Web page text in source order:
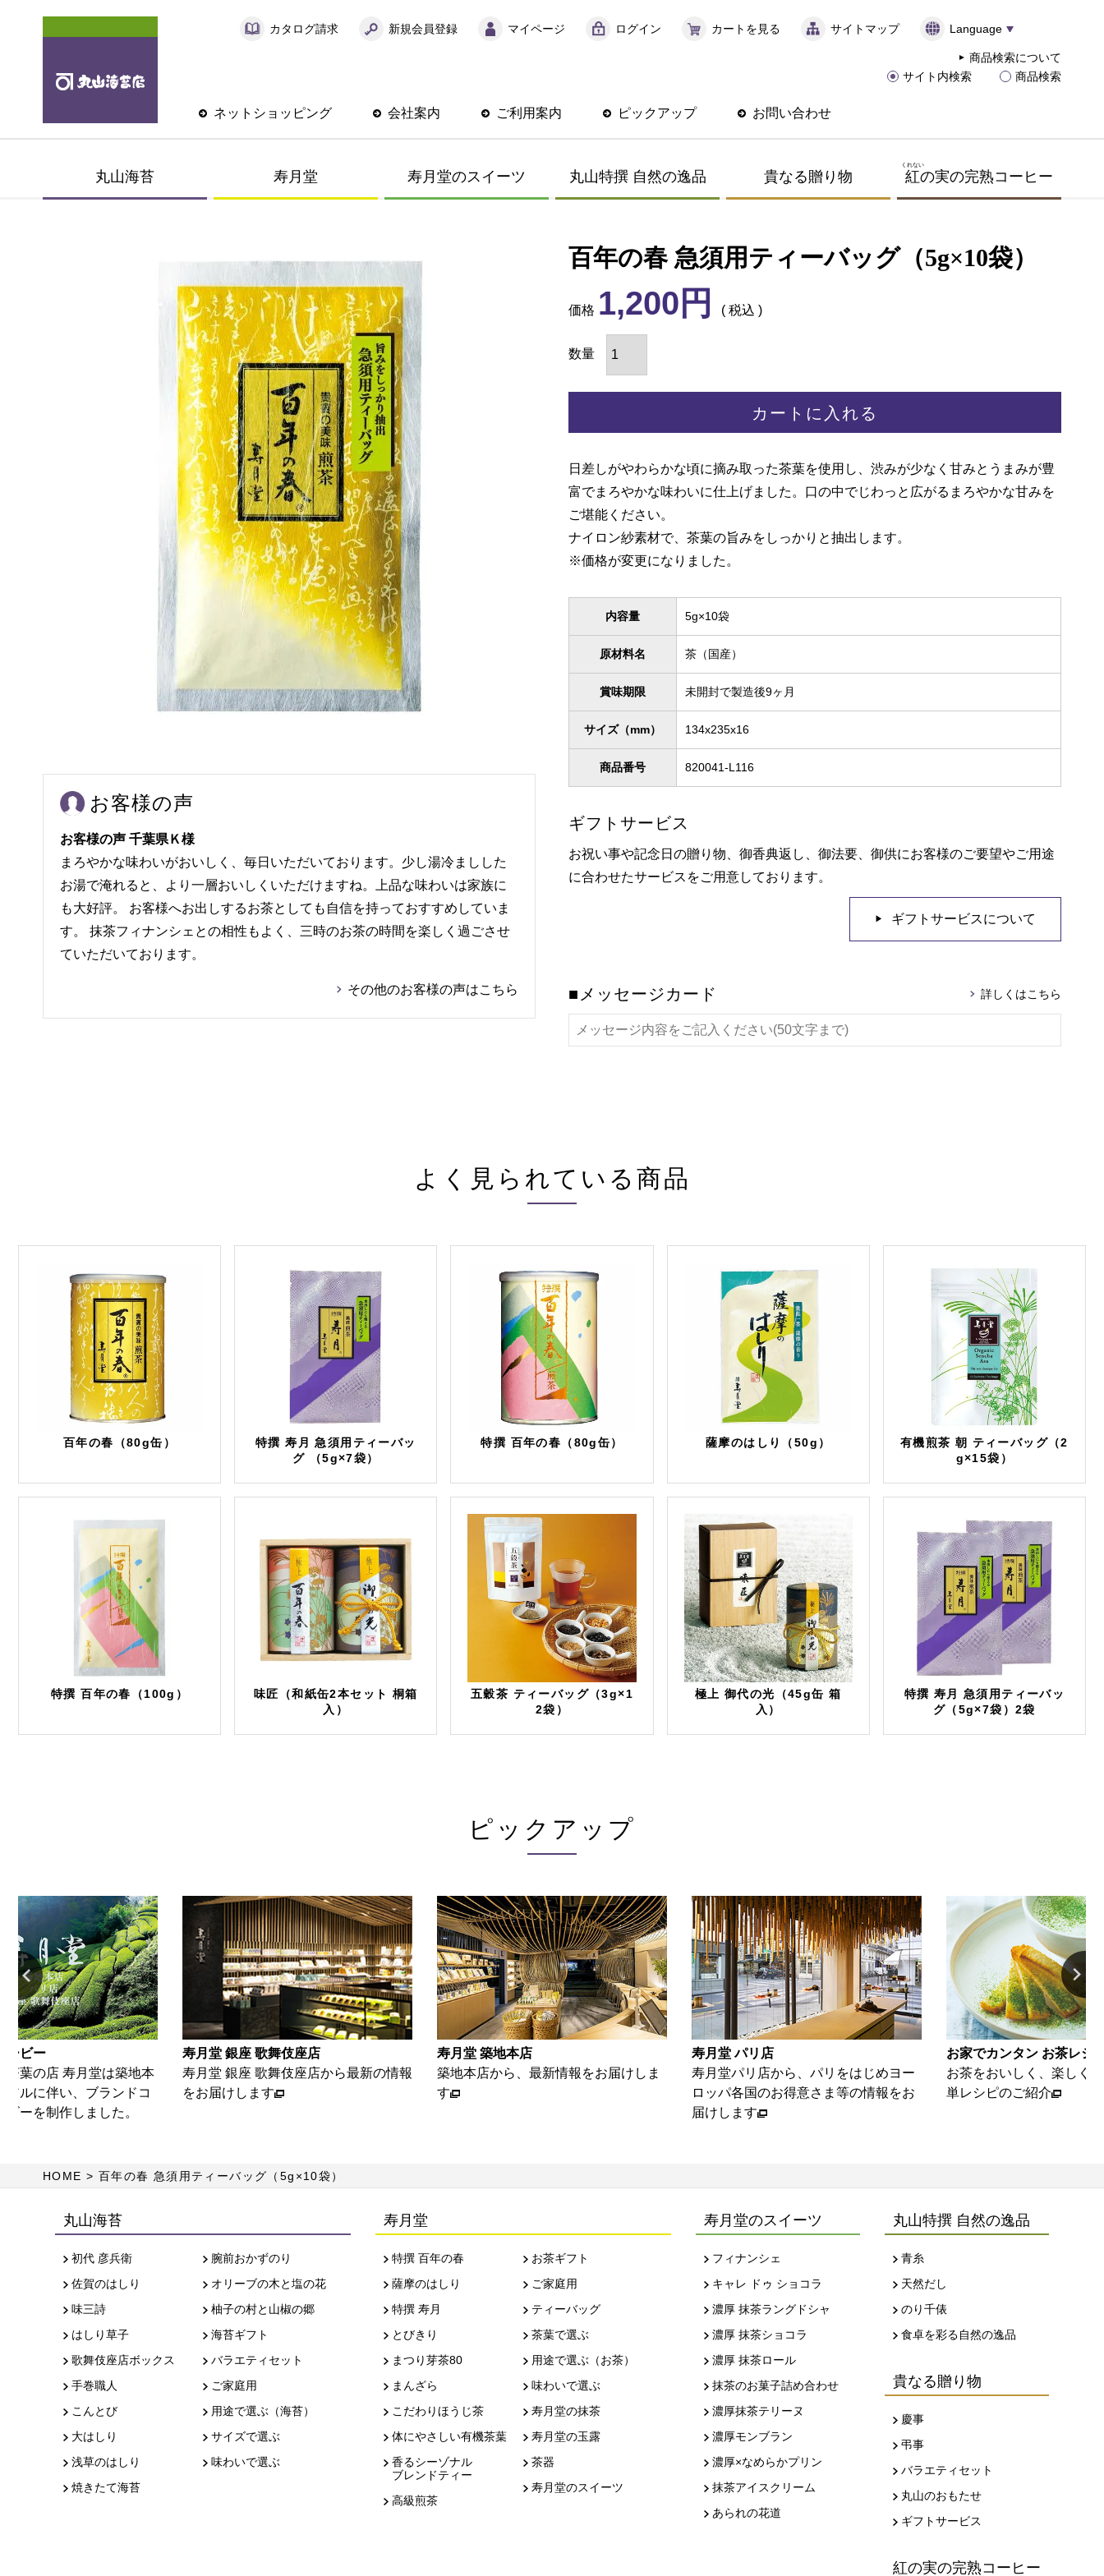
カタログ請求 新規会員登録 マイページ ログイン カートを見る サイトマップ Language
ネットショッピング 会社案内 ご利用案内 ピックアップ お問い合わせ
商品検索について
サイト内検索
商品検索
丸山海苔 寿月堂 寿月堂のスイーツ 丸山特撰 自然の逸品 貴なる贈り物 紅
くれない
の実の完熟コーヒー
百年の春 急須用ティーバッグ（5g×10袋）
価格 1,200 税込
カートに入れる
日差しがやわらかな頃に摘み取った茶葉を使用し、渋みが少なく甘みとうまみが豊
富でまろやかな味わいに仕上げました。口の中でじわっと広がるまろやかな甘みを
ご堪能ください。
ナイロン紗素材で、茶葉の旨みをしっかりと抽出します。
※価格が変更になりました。
内容量 5g×10袋
原材料名 茶（国産）
賞味期限 未開封で製造後9ヶ月
サイズ（mm） 134x235x16
商品番号 820041-L116
お客様の声
お客様の声 千葉県Ｋ様
まろやかな味わいがおいしく、毎日いただいております。少し湯冷ましした
お湯で淹れると、より一層おいしくいただけますね。上品な味わいは家族に
も大好評。 お客様へお出しするお茶としても自信を持っておすすめしていま
す。 抹茶フィナンシェとの相性もよく、三時のお茶の時間を楽しく過ごさせ
ていただいております。
その他のお客様の声はこちら
ギフトサービス
お祝い事や記念日の贈り物、御香典返し、御法要、御供にお客様のご要望やご用途
に合わせたサービスをご用意しております。
ギフトサービスについて
■メッセージカード
よく見られている商品
百年の春（80g缶）
特撰 寿月 急須用ティーバッ
グ （5g×7袋）
特撰 百年の春（80g缶） 薩摩のはしり（50g）
有機煎茶 朝 ティーバッグ（2
g×15袋）
特撰 百年の春（100g）
味匠（和紙缶2本セット 桐箱
入）
五穀茶 ティーバッグ（3g×1
2袋）
極上 御代の光（45g缶 箱
入）
特撰 寿月 急須用ティーバッ
グ（5g×7袋）2袋
ピックアップ
舞伎座店
舞伎座店から最新の情報
す
寿月堂 築地本店
築地本店から、最新情報をお届けしま
す
寿月堂 パリ店
寿月堂パリ店から、パリをはじめヨー
ロッパ各国のお得意さま等の情報をお
お家でカンタン お茶レシピ
お茶をおいしく、楽しくいただける簡
単レシピのご紹介
動画ギャラリー
海苔とお茶を、美味しく
ご紹介いたします
HOME 百年の春 急須用ティーバッグ（5g×10袋）
丸山海苔
初代 彦兵衛
佐賀のはしり
味三詩
はしり草子
歌舞伎座店ボックス
手巻職人
こんとび
大はしり
浅草のはしり
焼きたて海苔
腕前おかずのり
オリーブの木と塩の花
柚子の村と山椒の郷
海苔ギフト
バラエティセット
ご家庭用
用途で選ぶ（海苔）
サイズで選ぶ
味わいで選ぶ
寿月堂
特撰 百年の春
薩摩のはしり
特撰 寿月
とびきり
まつり芽茶80
まんざら
こだわりほうじ茶
体にやさしい有機茶葉
香るシーゾナル
ブレンドティー
高級煎茶
お茶ギフト
ご家庭用
ティーバッグ
茶葉で選ぶ
用途で選ぶ（お茶）
味わいで選ぶ
寿月堂の抹茶
寿月堂の玉露
茶器
寿月堂のスイーツ
寿月堂のスイーツ
フィナンシェ
キャレ ドゥ ショコラ
濃厚 抹茶ラングドシャ
濃厚 抹茶ショコラ
濃厚 抹茶ロール
抹茶のお菓子詰め合わせ
濃厚抹茶テリーヌ
濃厚モンブラン
濃厚×なめらかプリン
抹茶アイスクリーム
あられの花道
丸山特撰 自然の逸品
青糸
天然だし
のり千俵
食卓を彩る自然の逸品
貴なる贈り物
慶事
弔事
バラエティセット
丸山のおもたせ
ギフトサービス
紅の実の完熟コーヒー